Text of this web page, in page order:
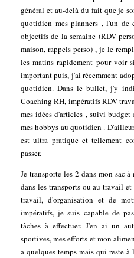
général et au-delà du fait que je
quotidien mes planners , l'un de
objectifs de la semaine (RDV
maison, rappels perso) , je le
les matins rapidement pour voir
important puis, j'ai récemment
quotidien. Dans le bullet, j'y
Coaching RH, impératifs RDV
mes idées d'articles , suivi
mes hobbys au quotidien .
est ultra pratique et tellement
passer.
Je transporte les 2 dans mon sac
dans les transports ou au travail
travail, d'organisation et de
impératifs, je suis capable de
tâches à effectuer. J'en ai un
sportives, mes efforts et mon
a quelques temps mais qui reste